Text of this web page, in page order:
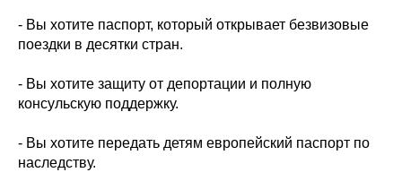
- Вы хотите паспорт, который открывает безвизовые
поездки в десятки стран.
- Вы хотите защиту от депортации и полную
консульскую поддержку.
- Вы хотите передать детям европейский паспорт по
наследству.